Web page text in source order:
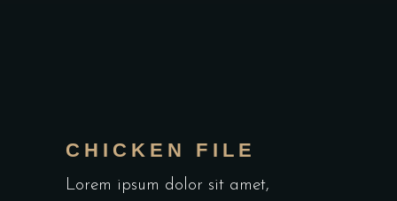
CHICKEN FILE
Lorem ipsum dolor sit amet,